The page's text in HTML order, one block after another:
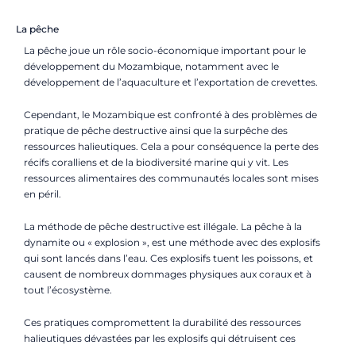
La pêche
La pêche joue un rôle socio-économique important pour le
développement du Mozambique, notamment avec le
développement de l’aquaculture et l’exportation de crevettes.
Cependant, le Mozambique est confronté à des problèmes de
pratique de pêche destructive ainsi que la surpêche des
ressources halieutiques. Cela a pour conséquence la perte des
récifs coralliens et de la biodiversité marine qui y vit. Les
ressources alimentaires des communautés locales sont mises
en péril.
La méthode de pêche destructive est illégale. La pêche à la
dynamite ou « explosion », est une méthode avec des explosifs
qui sont lancés dans l’eau. Ces explosifs tuent les poissons, et
causent de nombreux dommages physiques aux coraux et à
tout l’écosystème.
Ces pratiques compromettent la durabilité des ressources
halieutiques dévastées par les explosifs qui détruisent ces